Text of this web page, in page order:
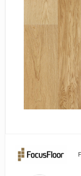
Виниловые покрытия
Стеновые панели
Лепнина
Клеевая продукция
Паркетные лаки и
Плинтус